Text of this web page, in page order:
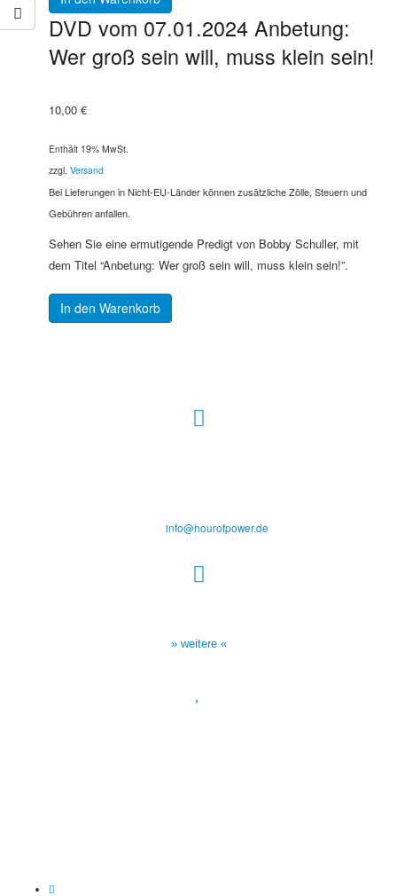
DVD vom 07.01.2024 Anbetung:
Wer groß sein will, muss klein sein!
10,00 €
Enthält 19% MwSt.
zzgl. Versand
Bei Lieferungen in Nicht-EU-Länder können zusätzliche Zölle, Steuern und
Gebühren anfallen.
Sehen Sie eine ermutigende Predigt von Bobby Schuller, mit
dem Titel “Anbetung: Wer groß sein will, muss klein sein!”.
In den Warenkorb
info@hourofpower.de
» weitere «